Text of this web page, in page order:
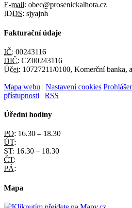
E-mail: obec@prosenickalhota.cz
IDDS: sjyajnh
Fakturační údaje
IČ: 00243116
DIČ: CZ00243116
Účet: 10727211/0100, Komerční banka,
Mapa webu | Nastavení cookies
přístupnosti | RSS
Úřední hodiny
PO: 16.30 – 18.30
ÚT:
ST: 16.30 – 18.30
ČT:
PÁ:
Mapa